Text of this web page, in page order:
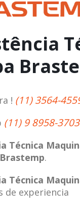
! (11) 3564-
(11) 9 8958-3703
Técnica
Brastemp.
Técnica
de experiencia